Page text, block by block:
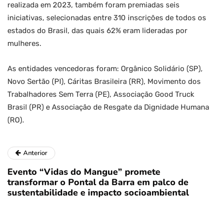
realizada em 2023, também foram premiadas seis
iniciativas, selecionadas entre 310 inscrições de todos os
estados do Brasil, das quais 62% eram lideradas por
mulheres.
As entidades vencedoras foram: Orgânico Solidário (SP),
Novo Sertão (PI), Cáritas Brasileira (RR), Movimento dos
Trabalhadores Sem Terra (PE), Associação Good Truck
Brasil (PR) e Associação de Resgate da Dignidade Humana
(RO).
Anterior
Evento “Vidas do Mangue” promete
transformar o Pontal da Barra em palco de
sustentabilidade e impacto socioambiental